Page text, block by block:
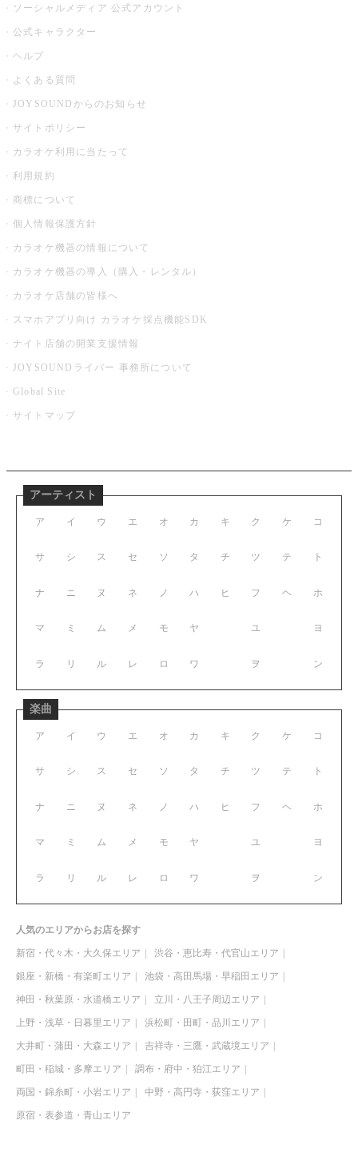
ソーシャルメディア 公式アカウント
公式キャラクター
ヘルプ
よくある質問
JOYSOUNDからのお知らせ
サイトポリシー
カラオケ利用に当たって
利用規約
商標について
個人情報保護方針
カラオケ機器の情報について
カラオケ機器の導入（購入・レンタル）
カラオケ店舗の皆様へ
スマホアプリ向け カラオケ採点機能SDK
ナイト店舗の開業支援情報
JOYSOUNDライバー 事務所について
Global Site
サイトマップ
アーティスト
ア イ ウ エ オ
サ シ ス セ ソ
ナ ニ ヌ ネ ノ
マ ミ ム メ モ
ラ リ ル レ ロ
カ キ ク ケ コ
タ チ ツ テ ト
ハ ヒ フ ヘ ホ
ヤ ユ ヨ
ワ ヲ ン
楽曲
ア イ ウ エ オ
サ シ ス セ ソ
ナ ニ ヌ ネ ノ
マ ミ ム メ モ
ラ リ ル レ ロ
カ キ ク ケ コ
タ チ ツ テ ト
ハ ヒ フ ヘ ホ
ヤ ユ ヨ
ワ ヲ ン
人気のエリアからお店を探す
新宿・代々木・大久保エリア 渋谷・恵比寿・代官山エリア
銀座・新橋・有楽町エリア 池袋・高田馬場・早稲田エリア
神田・秋葉原・水道橋エリア 立川・八王子周辺エリア
上野・浅草・日暮里エリア 浜松町・田町・品川エリア
大井町・蒲田・大森エリア 吉祥寺・三鷹・武蔵境エリア
町田・稲城・多摩エリア 調布・府中・狛江エリア
両国・錦糸町・小岩エリア 中野・高円寺・荻窪エリア
原宿・表参道・青山エリア